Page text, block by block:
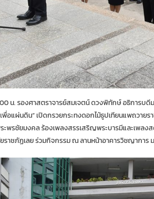
น. รองศาสตราจารย์สมเจตน์ ดวงพิทักษ์ อธิการบ
พื่อแผ่นดิน” เปิดกรวยกระทงดอกไม้ธูปเทียนแพถวา
ะพรชัยมงคล ร้องเพลงสรรเสริญพระบารมีและเพล
าชภัฏเลย ร่วมกิจกรรม ณ ลานหน้าอาคารวิชญาการ